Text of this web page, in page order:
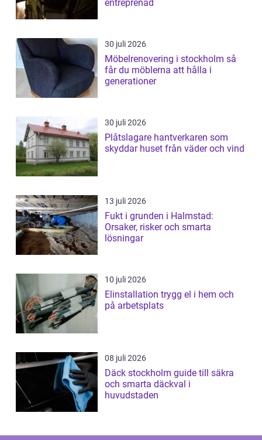
entreprenad
30 juli 2026
Möbelrenovering i stockholm så
får du möblerna att hålla i
generationer
30 juli 2026
Plåtslagare hantverkaren som
skyddar huset från väder och vind
13 juli 2026
Fukt i grunden i Halmstad:
Orsaker, risker och smarta
lösningar
10 juli 2026
Elinstallation trygg el i hem och
på arbetsplats
08 juli 2026
Däck stockholm guide till säkra
och smarta däckval i
huvudstaden